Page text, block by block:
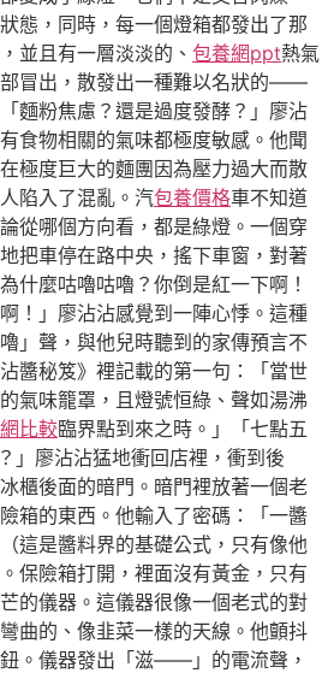
態，同時，每一個燈箱都發出了那
並且有一層淡淡的、 包養網ppt熱氣
冒出，散發出一種難以名狀的——
麵粉焦慮？還是過度發酵？」廖沾
食物相關的氣味都極度敏感。他聞
極度巨大的麵團因為壓力過大而散
陷入了混亂。汽包養價格車不知道
從哪個方向看，都是綠燈。一個穿
把車停在路中央，搖下車窗，對著
什麼咕嚕咕嚕？你倒是紅一下啊！
！」廖沾沾感覺到一陣心悸。這種
」聲，與他兒時聽到的家傳預言不
醬秘笈》裡記載的第一句：「當世
氣味籠罩，且燈號恒綠、聲如湯沸
比較臨界點到來之時。」「七點五
」廖沾沾猛地衝回店裡，衝到後
櫃後面的暗門。暗門裡放著一個老
箱的東西。他輸入了密碼：「一醬
這是醬料界的基礎公式，只有像他
保險箱打開，裡面沒有黃金，只有
的儀器。這儀器很像一個老式的對
曲的、像韭菜一樣的天線。他顫抖
。儀器發出「滋——」的電流聲，